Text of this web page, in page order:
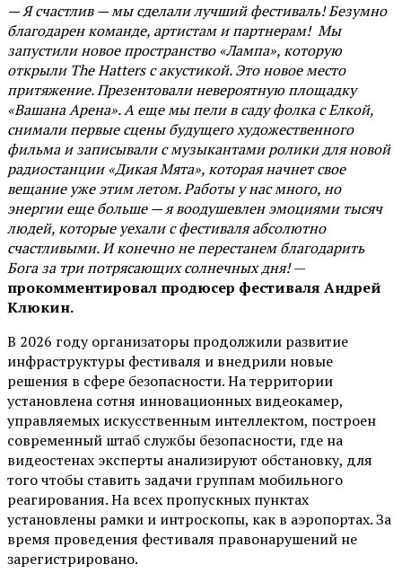
— Я счастлив — мы сделали лучший фестиваль! Безумно
благодарен команде, артистам и партнерам! Мы
запустили новое пространство «Лампа», которую
открыли The Hatters с акустикой. Это новое место
притяжение. Презентовали невероятную площадку
«Вашана Арена». А еще мы пели в саду фолка с Елкой,
снимали первые сцены будущего художественного
фильма и записывали с музыкантами ролики для новой
радиостанции «Дикая Мята», которая начнет свое
вещание уже этим летом. Работы у нас много, но
энергии еще больше — я воодушевлен эмоциями тысяч
людей, которые уехали с фестиваля абсолютно
счастливыми. И конечно не перестанем благодарить
Бога за три потрясающих солнечных дня!—
прокомментировал продюсер фестиваля Андрей
Клюкин.
В 2026 году организаторы продолжили развитие
инфраструктуры фестиваля и внедрили новые
решения в сфере безопасности. На территории
установлена сотня инновационных видеокамер,
управляемых искусственным интеллектом, построен
современный штаб службы безопасности, где на
видеостенах эксперты анализируют обстановку, для
того чтобы ставить задачи группам мобильного
реагирования. На всех пропускных пунктах
установлены рамки и интроскопы, как в аэропортах. За
время проведения фестиваля правонарушений не
зарегистрировано.